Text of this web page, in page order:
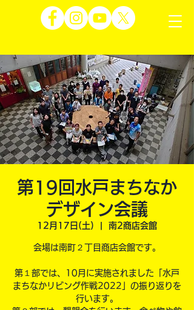
第19回水戸まちなか
デザイン会議
12月17日(土) 南2商店会館
会場は南町２丁目商店会館です。
第１部では、10月に実施されました「水戸
まちなかリビング作戦2022」の振り返りを
行います。